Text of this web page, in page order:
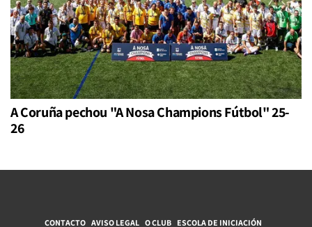
A Coruña pechou "A Nosa Champions Fútbol" 25-
26
CONTACTO AVISO LEGAL O CLUB ESCOLA DE INICIACIÓN